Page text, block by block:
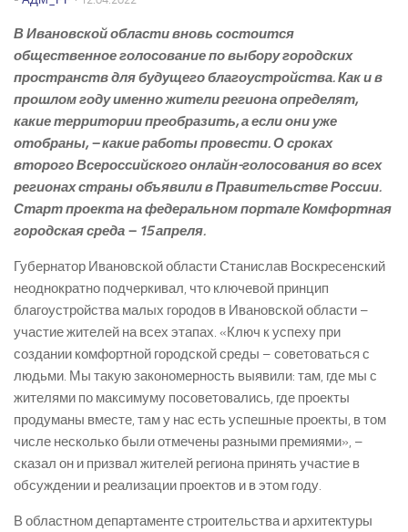
В Ивановской области вновь состоится
общественное голосование по выбору городских
пространств для будущего благоустройства. Как и в
прошлом году именно жители региона определят,
какие территории преобразить, а если они уже
отобраны, – какие работы провести. О сроках
второго Всероссийского онлайн-голосования во всех
регионах страны объявили в Правительстве России.
Старт проекта на федеральном портале Комфортная
городская среда – 15 апреля.
Губернатор Ивановской области Станислав Воскресенский
неоднократно подчеркивал, что ключевой принцип
благоустройства малых городов в Ивановской области –
участие жителей на всех этапах. «Ключ к успеху при
создании комфортной городской среды – советоваться с
людьми. Мы такую закономерность выявили: там, где мы с
жителями по максимуму посоветовались, где проекты
продуманы вместе, там у нас есть успешные проекты, в том
числе несколько были отмечены разными премиями», –
сказал он и призвал жителей региона принять участие в
обсуждении и реализации проектов и в этом году.
В областном департаменте строительства и архитектуры